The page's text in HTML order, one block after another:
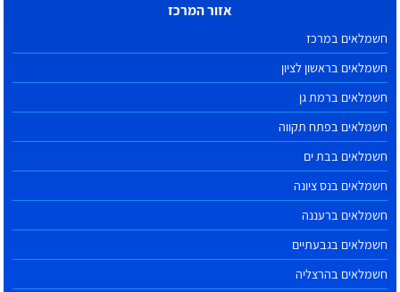
אזור המרכז
חשמלאים במרכז
חשמלאים בראשון לציון
חשמלאים ברמת גן
חשמלאים בפתח תקווה
חשמלאים בבת ים
חשמלאים בנס ציונה
חשמלאים ברעננה
חשמלאים בגבעתיים
חשמלאים בהרצליה